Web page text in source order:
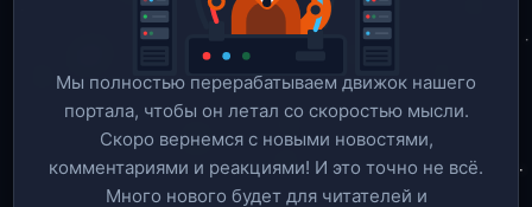
Мы полностью перерабатываем движок нашего
портала, чтобы он летал со скоростью мысли.
Скоро вернемся c новыми новостями,
комментариями и реакциями! И это точно не всё.
Много нового будет для читателей и